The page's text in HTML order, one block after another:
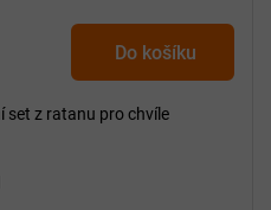
Do košíku
set z ratanu pro chvíle